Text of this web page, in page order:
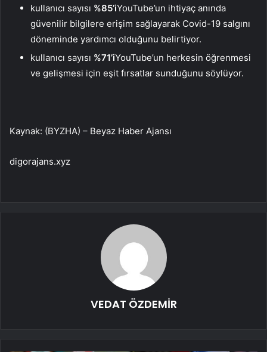
kullanıcı sayısı %85’iYouTube’un ihtiyaç anında
güvenilir bilgilere erişim sağlayarak Covid-19 salgını
döneminde yardımcı olduğunu belirtiyor.
kullanıcı sayısı %71’iYouTube’un herkesin öğrenmesi
ve gelişmesi için eşit fırsatlar sunduğunu söylüyor.
Kaynak: (BYZHA) – Beyaz Haber Ajansı
digorajans.xyz
VEDAT ÖZDEMİR